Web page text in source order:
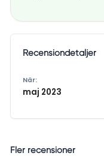
Recensiondetaljer
När:
maj 2023
Fler recensioner